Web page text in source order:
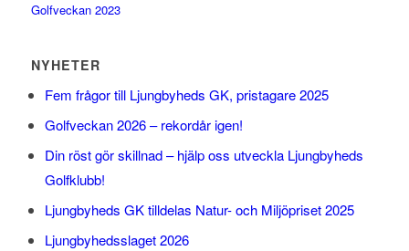
Golfveckan 2023
NYHETER
Fem frågor till Ljungbyheds GK, pristagare 2025
Golfveckan 2026 – rekordår igen!
Din röst gör skillnad – hjälp oss utveckla Ljungbyheds
Golfklubb!
Ljungbyheds GK tilldelas Natur- och Miljöpriset 2025
Ljungbyhedsslaget 2026